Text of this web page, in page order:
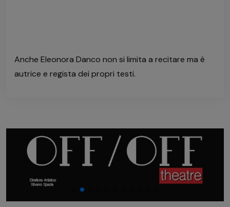
Anche Eleonora Danco non si limita a recitare ma è
autrice e regista dei propri testi.